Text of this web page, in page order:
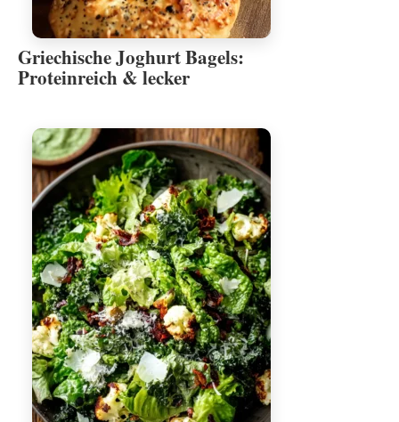
Griechische Joghurt Bagels:
Proteinreich & lecker